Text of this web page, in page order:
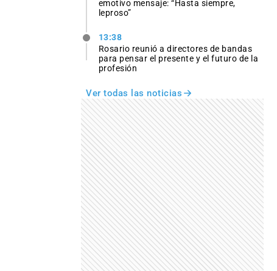
emotivo mensaje: “Hasta siempre,
leproso”
13:38
Rosario reunió a directores de bandas
para pensar el presente y el futuro de la
profesión
Ver todas las noticias